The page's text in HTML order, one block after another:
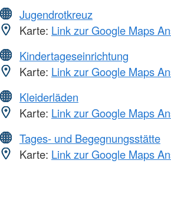
Jugendrotkreuz
Karte: Link zur Google Maps
Kindertageseinrichtung
Karte: Link zur Google Maps
Kleiderläden
Karte: Link zur Google Maps
Tages- und Begegnungsstätte
Karte: Link zur Google Maps